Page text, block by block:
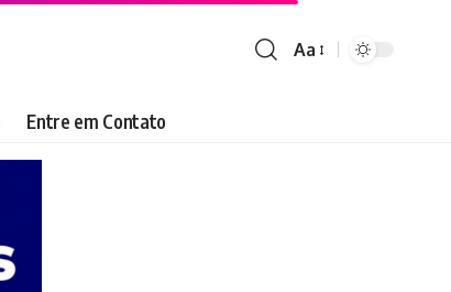
Font
Aa
Entre em Contato